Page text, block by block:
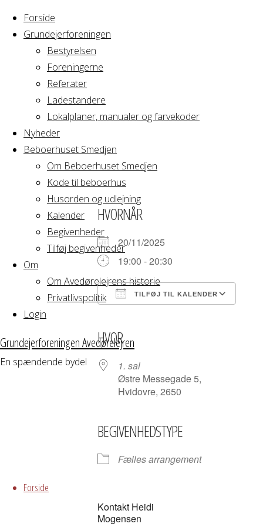
Forside
Grundejerforeningen
Bestyrelsen
Foreningerne
Referater
Ladestandere
Lokalplaner, manualer og farvekoder
Nyheder
Beboerhuset Smedjen
Om Beboerhuset Smedjen
Kode til beboerhus
Husorden og udlejning
Kalender
Begivenheder
Tilføj begivenheder
Om
Om Avedørelejrens historie
Privatlivspolitik
Login
Grundejerforeningen Avedørelejren
En spændende bydel
Forside
Home
Arrangement
Yoga hold 9
Yoga
hold 9
HVORNÅR
20/11/2025
19:00 - 20:30
TILFØJ TIL KALENDER
HVOR
1. sal
Østre Messegade 5,
Hvidovre, 2650
BEGIVENHEDSTYPE
Fælles arrangement
Kontakt Heidi
Mogensen